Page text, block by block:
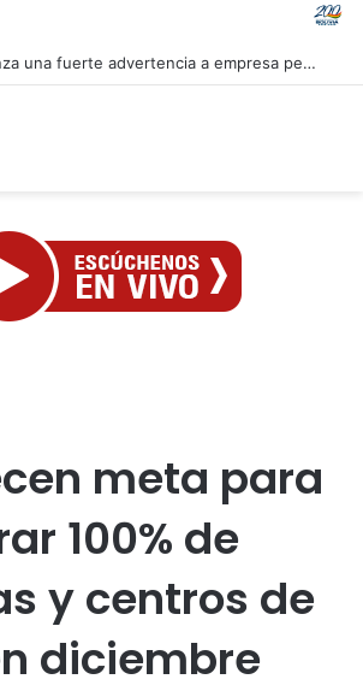
Mandataria Rodríguez felicita a atletas venezolanos por su brillante participación en CAC 2026
meta para
100% de
y centros de
diciembre